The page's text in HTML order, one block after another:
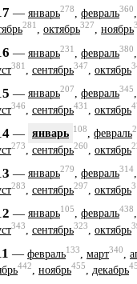
— январь278 февраль360
281, октябрь327, ноябрь
— январь231 февраль380
381 сентябрь347 октябрь
— январь207, февраль345
346 сентябрь431 октябрь
— январь 108, февраль
273 сентябрь260 октябрь
— январь279, февраль314
283 сентябрь297 октябрь
— январь105, февраль438
343, сентябрь323, октябрь
— февраль133 март340
442, ноябрь455, декабрь